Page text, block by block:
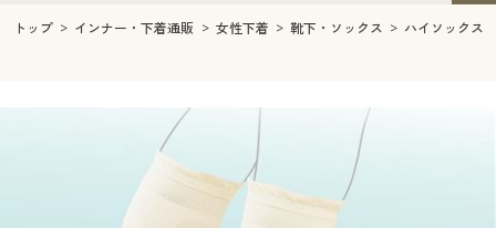
レディースファッション
インナー・下着通販すべて
ジュニア・ティーンズ下着
メンズ
メンズファッション
寝具・インテリア・家具
寝具・インテリア・家具通販すべて
ジュニア・ティーンズ下着
キッチン・雑貨・日用品
寝具・インテリア・家具通販すべて
美容・健康通販すべて
制服・スクール
トップ インナー・下着通販 女性下着 靴下・ソックス ハイソックス